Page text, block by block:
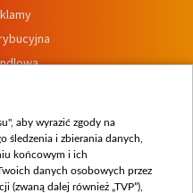
wewnętrznych
aby wyrazić zgody na
śledzenia i zbierania danych,
końcowym i ich
danych osobowych przez
(zwaną dalej również „TVP”),